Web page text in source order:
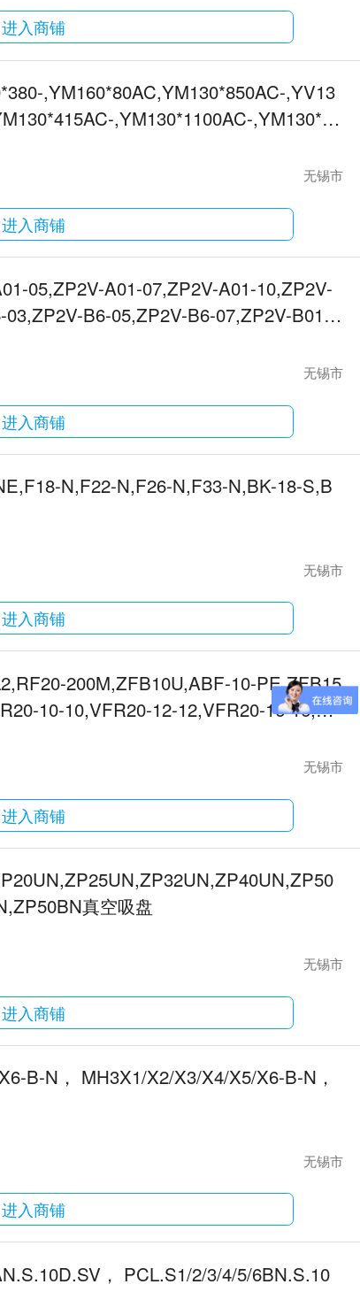
进入商铺
,YM160*80AC,YM130*850AC-,YV13
,YM130*1100AC-,YM130*80
无锡市
进入商铺
05,ZP2V-A01-07,ZP2V-A01-10,ZP2V-
B6-05,ZP2V-B6-07,ZP2V-B01-0
无锡市
进入商铺
N,F22-N,F26-N,F33-N,BK-18-S,B
无锡市
进入商铺
200M,ZFB10U,ABF-10-PE,ZFB15
10-10,VFR20-12-12,VFR20-16-16,VF
无锡市
进入商铺
真空吸盘
无锡市
进入商铺
B-N， MH3X1/X2/X3/X4/X5/X6-B-N，
无锡市
进入商铺
， PCL.S1/2/3/4/5/6BN.S.10